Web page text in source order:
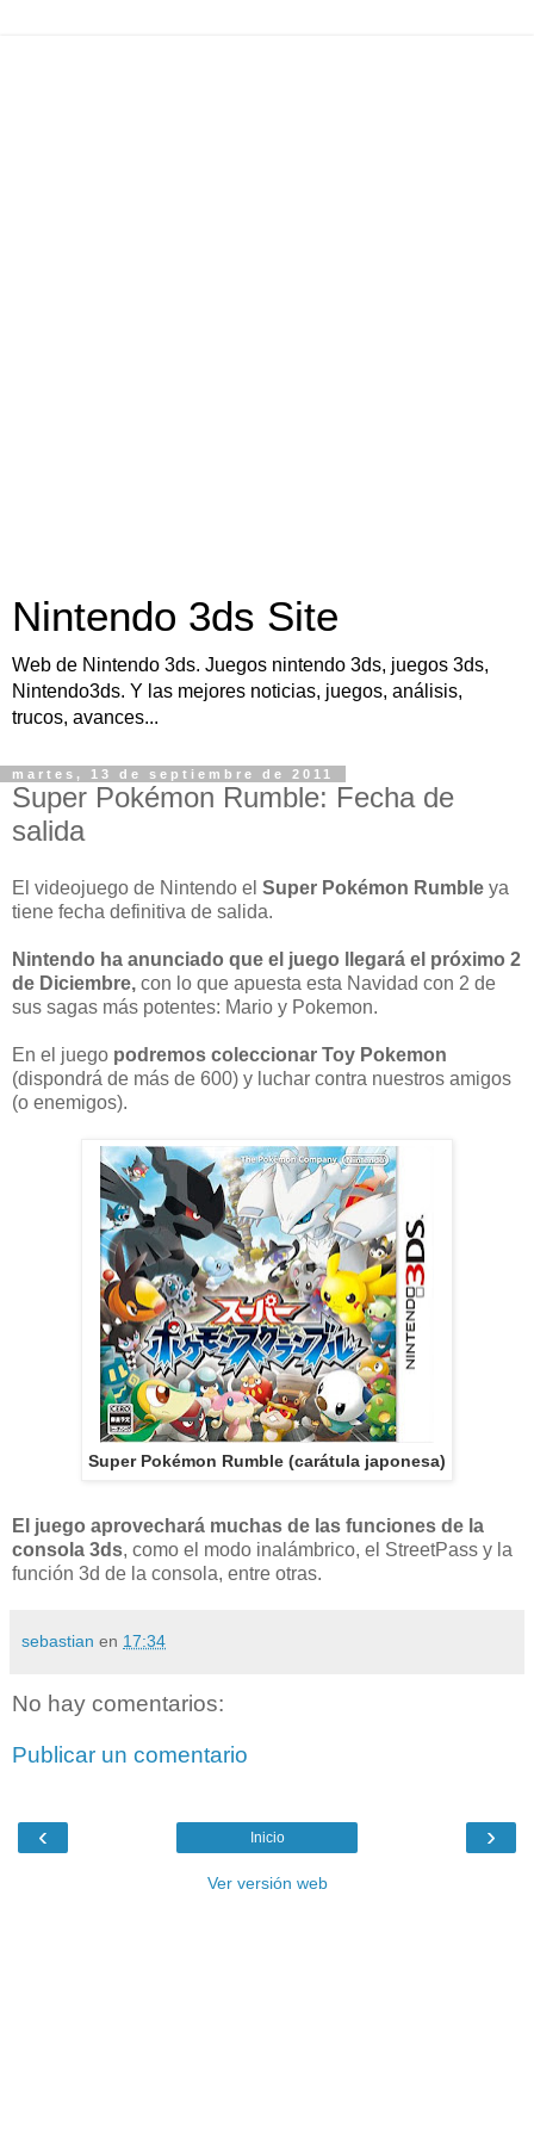
Nintendo 3ds Site
Web de Nintendo 3ds. Juegos nintendo 3ds, juegos 3ds,
Nintendo3ds. Y las mejores noticias, juegos, análisis,
trucos, avances...
martes, 13 de septiembre de 2011
Super Pokémon Rumble: Fecha de
salida
El videojuego de Nintendo el Super Pokémon Rumble ya
tiene fecha definitiva de salida.
Nintendo ha anunciado que el juego llegará el próximo 2
de Diciembre, con lo que apuesta esta Navidad con 2 de
sus sagas más potentes: Mario y Pokemon.
En el juego podremos coleccionar Toy Pokemon
(dispondrá de más de 600) y luchar contra nuestros amigos
(o enemigos).
Super Pokémon Rumble (carátula japonesa)
El juego aprovechará muchas de las funciones de la
consola 3ds, como el modo inalámbrico, el StreetPass y la
función 3d de la consola, entre otras.
sebastian en 17:34
No hay comentarios:
Publicar un comentario
‹ ›
Inicio
Ver versión web